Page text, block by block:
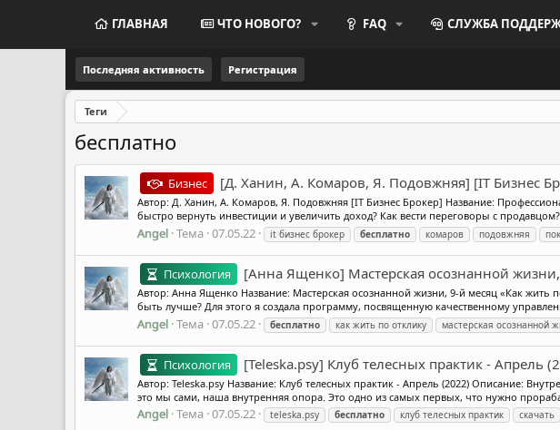
ГЛАВНАЯ ЧТО НОВОГО? FAQ СЛУЖБА
Последняя активность Регистрация
Теги
бесплатно
Бизнес [Д. Ханин, А. Комаров, Я. Подовжняя] [IT Бизнес
Автор: Д. Ханин, А. Комаров, Я. Подовжняя [IT Бизнес Брокер] Название:
быстро вернуть инвестиции и увеличить доход? Как вести переговоры с
Angel Тема 07.05.22 it бизнес брокер бесплатно комаров подовжняя
Психология [Анна Ященко] Мастерская осознанной
Автор: Анна Ященко Название: Мастерская осознанной жизни, 9-й месяц «Как
быть лучше? Для этого я создала программу, посвященную качественному
Angel Тема 07.05.22 бесплатно как жить по отклику мастерская осознанной
Психология [Teleska.psy] Клуб телесных практик - Апрель
Автор: Teleska.psy Название: Клуб телесных практик - Апрель (2022) Описание:
это мы сами, наша внутренняя опора. Это одно из самых первых, что нужно
Angel Тема 07.05.22 teleska.psy бесплатно клуб телесных практик скачать